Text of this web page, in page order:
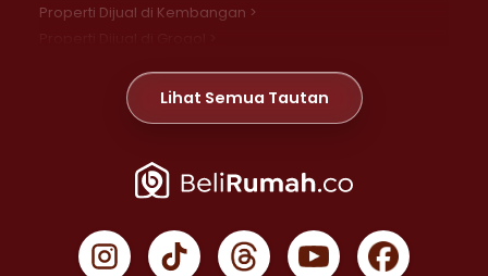
Properti Dijual di Kembangan >
Properti Dijual di Meruya >
Properti Dijual di Jelambar >
Properti Dijual di Jakarta Pusat >
Properti Dijual di Gambir >
Properti Dijual di Johar Baru >
Lihat Semua Tautan